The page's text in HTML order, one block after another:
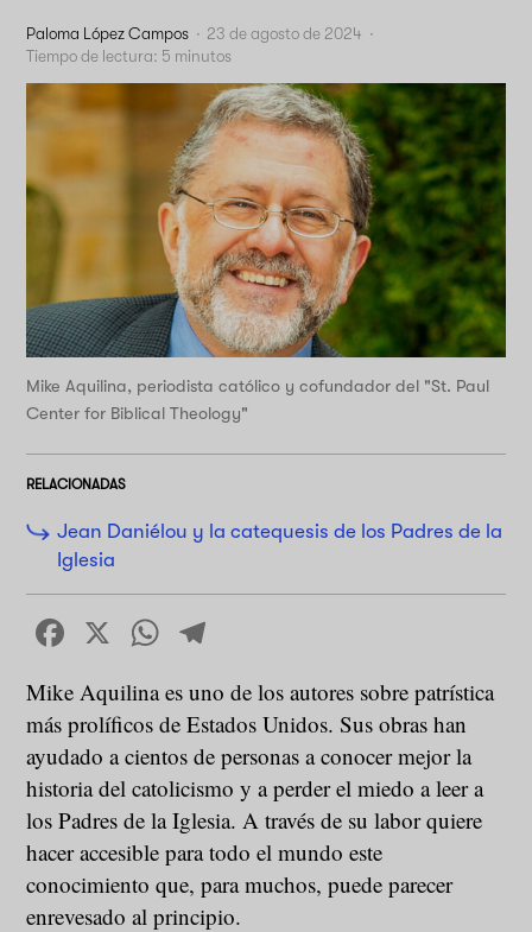
Paloma López Campos · 23 de agosto de 2024 ·
Tiempo de lectura: 5 minutos
Mike Aquilina, periodista católico y cofundador del "St. Paul
Center for Biblical Theology"
RELACIONADAS
Jean Daniélou y la catequesis de los Padres de la
Iglesia
Facebook
X WhatsApp
Mike Aquilina es uno de los autores sobre patrística
más prolíficos de Estados Unidos. Sus obras han
ayudado a cientos de personas a conocer mejor la
historia del catolicismo y a perder el miedo a leer a
los Padres de la Iglesia. A través de su labor quiere
hacer accesible para todo el mundo este
conocimiento que, para muchos, puede parecer
enrevesado al principio.